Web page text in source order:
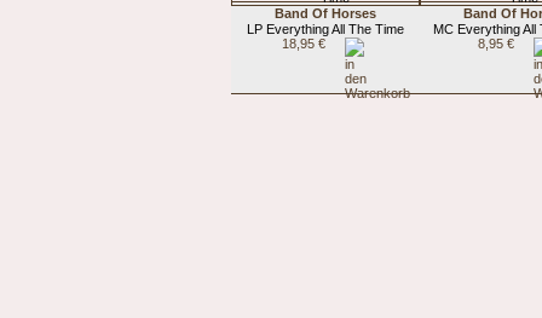
Band Of Horses
LP Everything All The Time
18,95 €
Band Of
MC Everything All
8,95 €